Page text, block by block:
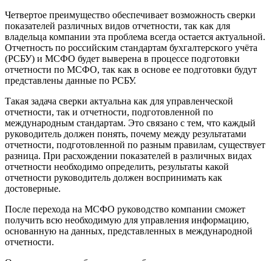
Четвертое преимущество обеспечивает возможность сверки
показателей различных видов отчетности, так как для
владельца компании эта проблема всегда остается актуальной.
Отчетность по российским стандартам бухгалтерского учёта
(РСБУ) и МСФО будет выверена в процессе подготовки
отчетности по МСФО, так как в основе ее подготовки будут
представлены данные по РСБУ.
Такая задача сверки актуальна как для управленческой
отчетности, так и отчетности, подготовленной по
международным стандартам. Это связано с тем, что каждый
руководитель должен понять, почему между результатами
отчетности, подготовленной по разным правилам, существует
разница. При расхождении показателей в различных видах
отчетности необходимо определить, результаты какой
отчетности руководитель должен воспринимать как
достоверные.
После перехода на МСФО руководство компании сможет
получить всю необходимую для управления информацию,
основанную на данных, представленных в международной
отчетности.